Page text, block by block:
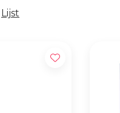
Lijst